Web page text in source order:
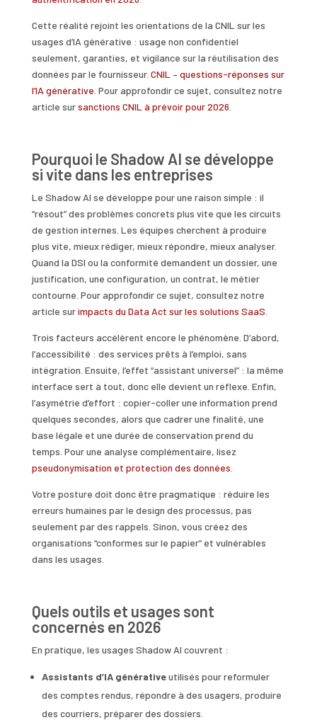
Cette réalité rejoint les orientations de la CNIL sur les
usages d’IA générative : usage non confidentiel
seulement, garanties, et vigilance sur la réutilisation des
données par le fournisseur. CNIL – questions-réponses sur
l’IA générative . Pour approfondir ce sujet, consultez notre
article sursanctions CNIL à prévoir pour 2026
Pourquoi le Shadow AI se développe
si vite dans les entreprises
Le Shadow AI se développe pour une raison simple : il
“résout” des problèmes concrets plus vite que les circuits
de gestion internes. Les équipes cherchent à produire
plus vite, mieux rédiger, mieux répondre, mieux analyser.
Quand la DSI ou la conformité demandent un dossier, une
justification, une configuration, un contrat, le métier
contourne. Pour approfondir ce sujet, consultez notre
article surimpacts du Data Act sur les solutions SaaS
Trois facteurs accélèrent encore le phénomène. D’abord,
l’accessibilité : des services prêts à l’emploi, sans
intégration. Ensuite, l’effet “assistant universel” : la même
interface sert à tout, donc elle devient un réflexe. Enfin,
l’asymétrie d’effort : copier-coller une information prend
quelques secondes, alors que cadrer une finalité, une
base légale et une durée de conservation prend du
temps. Pour une analyse complémentaire, lisez
pseudonymisation et protection des données
Votre posture doit donc être pragmatique : réduire les
erreurs humaines par le design des processus, pas
seulement par des rappels. Sinon, vous créez des
organisations “conformes sur le papier” et vulnérables
dans les usages.
Quels outils et usages sont
concernés en 2026
En pratique, les usages Shadow AI couvrent :
Assistants d’IA générativeutilisés pour reformuler
des comptes rendus, répondre à des usagers, produire
des courriers, préparer des dossiers.